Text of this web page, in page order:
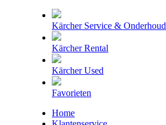
Kärcher Service & Onderhoud
Kärcher Rental
Kärcher Used
Favorieten
Home